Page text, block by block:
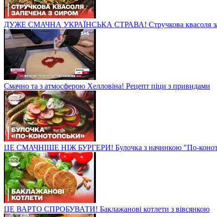
ДУЖЕ СМАЧНА УКРАЇНСЬКА СТРАВА! Стручкова квасоля
Смачно та з атмосферою Хелловіна! Рецепт піци з привидами
ЦЕ СМАЧНІШЕ НІЖ БУРГЕРИ! Булочка з начинкою "По-
ЦЕ ВАРТО СПРОБУВАТИ! Баклажанові котлети з вівсянкою